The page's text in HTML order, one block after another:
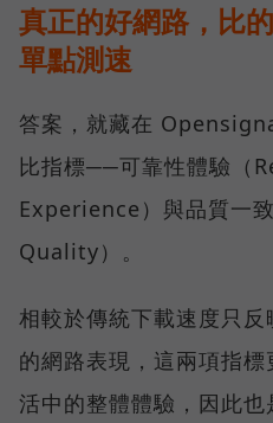
真正的好網路，比
單點測速
答案，就藏在
比指標──可靠性體驗（
Experience）與品質一
Quality）。
相較於傳統下載速度只
的網路表現，這兩項指
活中的整體體驗，因此